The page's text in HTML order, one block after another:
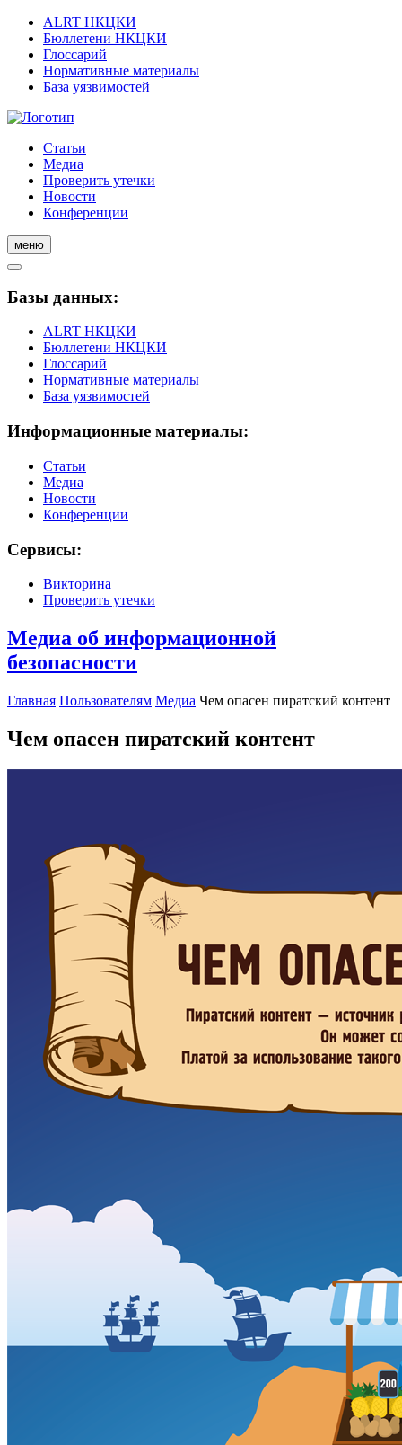
ALRT НКЦКИ
Бюллетени НКЦКИ
Глоссарий
Нормативные материалы
База уязвимостей
Статьи
Медиа
Проверить утечки
Новости
Конференции
меню
Базы данных:
ALRT НКЦКИ
Бюллетени НКЦКИ
Глоссарий
Нормативные материалы
База уязвимостей
Информационные материалы:
Статьи
Медиа
Новости
Конференции
Сервисы:
Викторина
Проверить утечки
Медиа об информационной
безопасности
Главная Пользователям Медиа Чем опасен пиратский контент
Чем опасен пиратский контент